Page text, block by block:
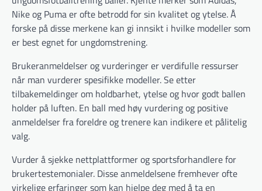
Nike og Puma er ofte betrodd for sin kvalitet og ytelse. Å
forske på disse merkene kan gi innsikt i hvilke modeller som
er best egnet for ungdomstrening.
Brukeranmeldelser og vurderinger er verdifulle ressurser
når man vurderer spesifikke modeller. Se etter
tilbakemeldinger om holdbarhet, ytelse og hvor godt ballen
holder på luften. En ball med høy vurdering og positive
anmeldelser fra foreldre og trenere kan indikere et pålitelig
valg.
Vurder å sjekke nettplattformer og sportsforhandlere for
brukertestemonialer. Disse anmeldelsene fremhever ofte
virkelige erfaringer som kan hjelpe deg med å ta en